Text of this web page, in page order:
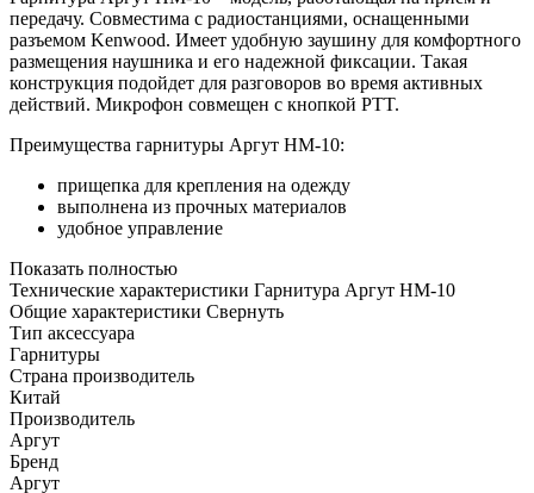
передачу. Совместима с радиостанциями, оснащенными
разъемом Kenwood. Имеет удобную заушину для комфортного
размещения наушника и его надежной фиксации. Такая
конструкция подойдет для разговоров во время активных
действий. Микрофон совмещен с кнопкой PTT.
Преимущества гарнитуры Аргут НМ-10:
прищепка для крепления на одежду
выполнена из прочных материалов
удобное управление
Показать полностью
Технические характеристики Гарнитура Аргут НМ-10
Общие характеристики Свернуть
Тип аксессуара
Гарнитуры
Страна производитель
Китай
Производитель
Аргут
Бренд
Аргут